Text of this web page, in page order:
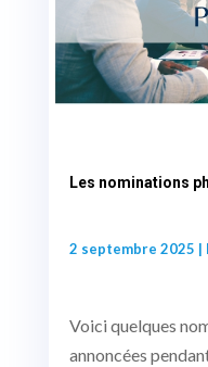
Les nominations
2 septembre 2025 |
Voici quelques
annoncées